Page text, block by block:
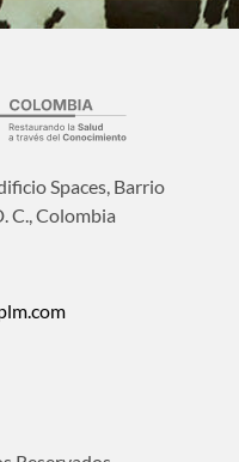
Spaces, Barrio
C., Colombia